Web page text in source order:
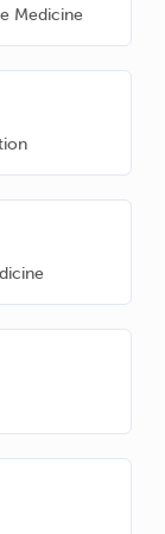
Medicine